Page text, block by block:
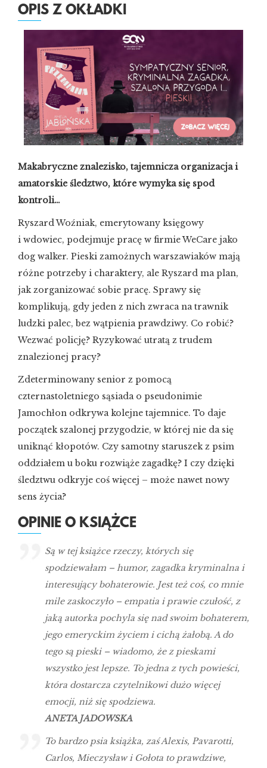
OPIS Z OKŁADKI
Makabryczne znalezisko, tajemnicza organizacja i
amatorskie śledztwo, które wymyka się spod
kontroli…
Ryszard Woźniak, emerytowany księgowy
i wdowiec, podejmuje pracę w firmie WeCare jako
dog walker. Pieski zamożnych warszawiaków mają
różne potrzeby i charaktery, ale Ryszard ma plan,
jak zorganizować sobie pracę. Sprawy się
komplikują, gdy jeden z nich zwraca na trawnik
ludzki palec, bez wątpienia prawdziwy. Co robić?
Wezwać policję? Ryzykować utratą z trudem
znalezionej pracy?
Zdeterminowany senior z pomocą
czternastoletniego sąsiada o pseudonimie
Jamochłon odkrywa kolejne tajemnice. To daje
początek szalonej przygodzie, w której nie da się
uniknąć kłopotów. Czy samotny staruszek z psim
oddziałem u boku rozwiąże zagadkę? I czy dzięki
śledztwu odkryje coś więcej – może nawet nowy
sens życia?
OPINIE O KSIĄŻCE
Są w tej książce rzeczy, których się
spodziewałam – humor, zagadka kryminalna i
interesujący bohaterowie. Jest też coś, co mnie
mile zaskoczyło – empatia i prawie czułość, z
jaką autorka pochyla się nad swoim bohaterem,
jego emeryckim życiem i cichą żałobą. A do
tego są pieski – wiadomo, że z pieskami
wszystko jest lepsze. To jedna z tych powieści,
która dostarcza czytelnikowi dużo więcej
emocji, niż się spodziewa.
ANETA JADOWSKA
To bardzo psia książka, zaś Alexis, Pavarotti,
Carlos, Mieczysław i Gołota to prawdziwe,